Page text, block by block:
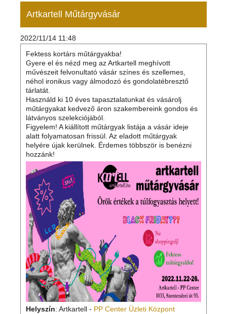
Artkartell Műtárgyvásár
2022/11/14 11:48
Fektess kortárs műtárgyakba!
Gyere el és nézd meg az Artkartell meghívott
művészeit felvonultató vásár színes és szellemes,
néhol ironikus vagy álmodozó és gondolatébresztő
tárlatát.
Használd ki 10 éves tapasztalatunkat és vásárolj
műtárgyakat kedvező áron szakembereink gondos és
látványos szelekciójából.
Figyelem! A kiállított műtárgyak listája a vásár ideje
alatt folyamatosan frissül. Az eladott műtárgyak
helyére újak kerülnek. Érdemes többször is benézni
hozzánk!
Helyszín: Artkartell - PP Center Üzleti Központ